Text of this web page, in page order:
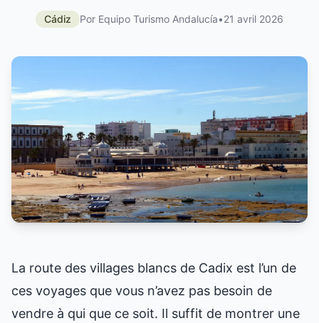
Cádiz Por Equipo Turismo Andalucía•21 avril 2026
La route des villages blancs de Cadix est l’un de
ces voyages que vous n’avez pas besoin de
vendre à qui que ce soit. Il suffit de montrer une